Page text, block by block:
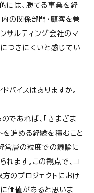
には、勝てる事業を経
内の関係部門・顧客を巻
サルティング会社のマ
つきにくいと感じてい
バイスはありますか。
であれば、「さまざま
を進める経験を積むこと
営層の粒度での議論に
ます。この観点で、コ
方のプロジェクトにおけ
価値があると思いま